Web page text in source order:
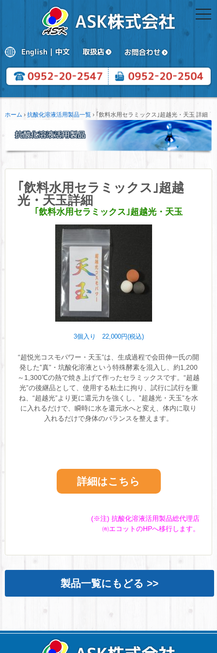
ホーム › 抗酸化溶液活用製品一覧 › ｢飲料水用セラミックス｣超越光・天玉 詳細
｢飲料水用セラミックス｣超越
光・天玉詳細
｢飲料水用セラミックス｣超越光・天玉
3個入り 22,000円(税込)
“超悦光コスモパワー・天玉”は、生成過程で会田伸一氏の開
発した‟真”・坑酸化溶液という特殊酵素を混入し、約1,200
～1,300℃の熱で焼き上げて作ったセラミックスです。“超越
光”の後継品として、使用する粘土に拘り、試行に試行を重
ね、“超越光”より更に還元力を強くし、‟超越光・天玉”を水
に入れるだけで、瞬時に水を還元水へと変え、体内に取り
入れるだけで身体のバランスを整えます。
詳細はこちら
(※注) 抗酸化溶液活用製品総代理店
㈲エコットのHPへ移行します。
製品一覧にもどる >>